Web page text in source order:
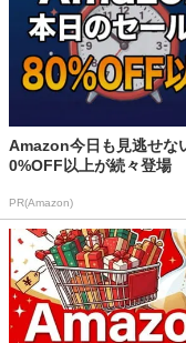
Amazon今日も見逃せな
0%OFF以上が続々登場
PR(Amazon)